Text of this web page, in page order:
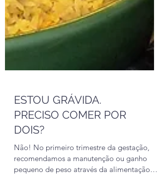
ESTOU GRÁVIDA.
PRECISO COMER POR
DOIS?